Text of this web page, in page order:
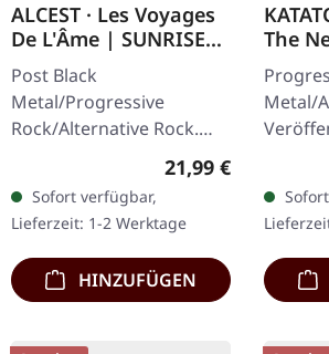
ALCEST · Les Voyages
De L'Âme | SUNRISE
PEARL LP
Post Black
Metal/Progressive
Rock/Alternative Rock.
20.12.2024, auf Prophecy
Productions. Spezielles
Sunrise Pearl Vinyl im…
Regulärer Preis:
21,99 €
Sofort verfügbar,
Lieferzeit: 1-2 Werktage
HINZUFÜGEN
The
LP
Metal/
Head…